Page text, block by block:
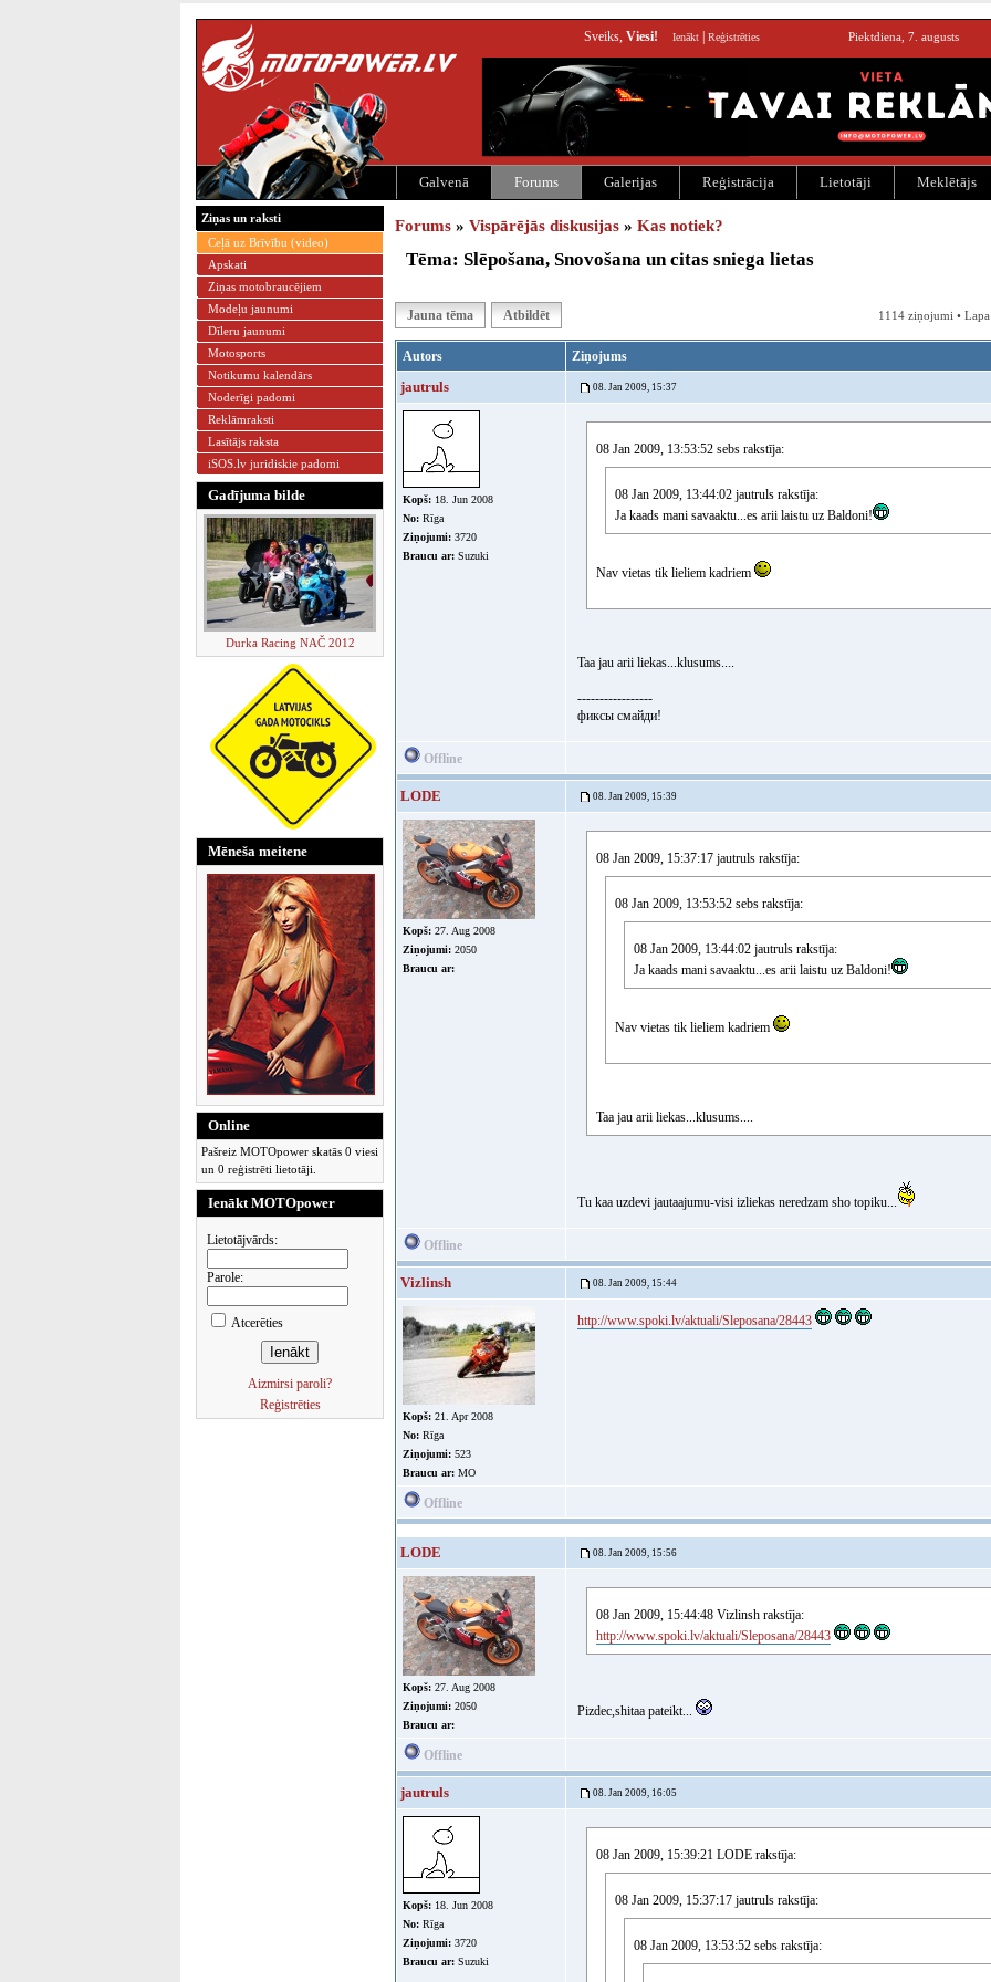
Sveiks, Viesi! Ienākt Reģistrēties Piektdiena, 7. augusts
Galvenā Forums Galerijas Reģistrācija Lietotāji Meklētājs
Ziņas un raksti
Ceļā uz Brīvību (video)
Apskati
Ziņas motobraucējiem
Modeļu jaunumi
Dīleru jaunumi
Motosports
Notikumu kalendārs
Noderīgi padomi
Reklāmraksti
Lasītājs raksta
iSOS.lv juridiskie padomi
Gadījuma bilde
Durka Racing NAČ 2012
Mēneša meitene
Online
Pašreiz MOTOpower skatās 0 viesi
un 0 reģistrēti lietotāji.
Ienākt MOTOpower
Lietotājvārds:
Parole:
Atcerēties
Aizmirsi paroli?
Reģistrēties
Forums » Vispārējās diskusijas » Kas notiek?
Tēma: Slēpošana, Snovošana un citas sniega lietas
Jauna tēma Atbildēt 1114 ziņojumi •
Autors Ziņojums
jautruls 08. Jan 2009, 15:37
Kopš: 18. Jun 2008
No: Rīga
Ziņojumi: 3720
Braucu ar: Suzuki
08 Jan 2009, 13:53:52 sebs rakstīja:
08 Jan 2009, 13:44:02 jautruls rakstīja:
Ja kaads mani savaaktu...es arii laistu uz Baldoni!
Nav vietas tik lieliem kadriem
Taa jau arii liekas...klusums....
-----------------
фиксы смайди!
Offline
LODE 08. Jan 2009, 15:39
Kopš: 27. Aug 2008
Ziņojumi: 2050
Braucu ar:
08 Jan 2009, 15:37:17 jautruls rakstīja:
08 Jan 2009, 13:53:52 sebs rakstīja:
08 Jan 2009, 13:44:02 jautruls rakstīja:
Ja kaads mani savaaktu...es arii laistu uz Baldoni!
Nav vietas tik lieliem kadriem
Taa jau arii liekas...klusums....
Tu kaa uzdevi jautaajumu-visi izliekas neredzam sho topiku...
Offline
Vizlinsh 08. Jan 2009, 15:44
Kopš: 21. Apr 2008
No: Rīga
Ziņojumi: 523
Braucu ar: MO
http://www.spoki.lv/aktuali/Sleposana/28443
Offline
LODE 08. Jan 2009, 15:56
Kopš: 27. Aug 2008
Ziņojumi: 2050
Braucu ar:
08 Jan 2009, 15:44:48 Vizlinsh rakstīja:
http://www.spoki.lv/aktuali/Sleposana/28443
Pizdec,shitaa pateikt...
Offline
jautruls 08. Jan 2009, 16:05
Kopš: 18. Jun 2008
No: Rīga
Ziņojumi: 3720
Braucu ar: Suzuki
08 Jan 2009, 15:39:21 LODE rakstīja:
08 Jan 2009, 15:37:17 jautruls rakstīja:
08 Jan 2009, 13:53:52 sebs rakstīja: